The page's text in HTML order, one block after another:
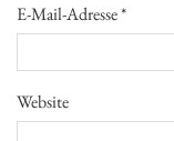
E-Mail-Adresse*
Website